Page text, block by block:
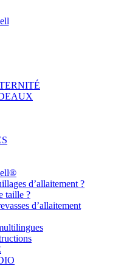
d’allaitement ?
taille ?
d’allaitement